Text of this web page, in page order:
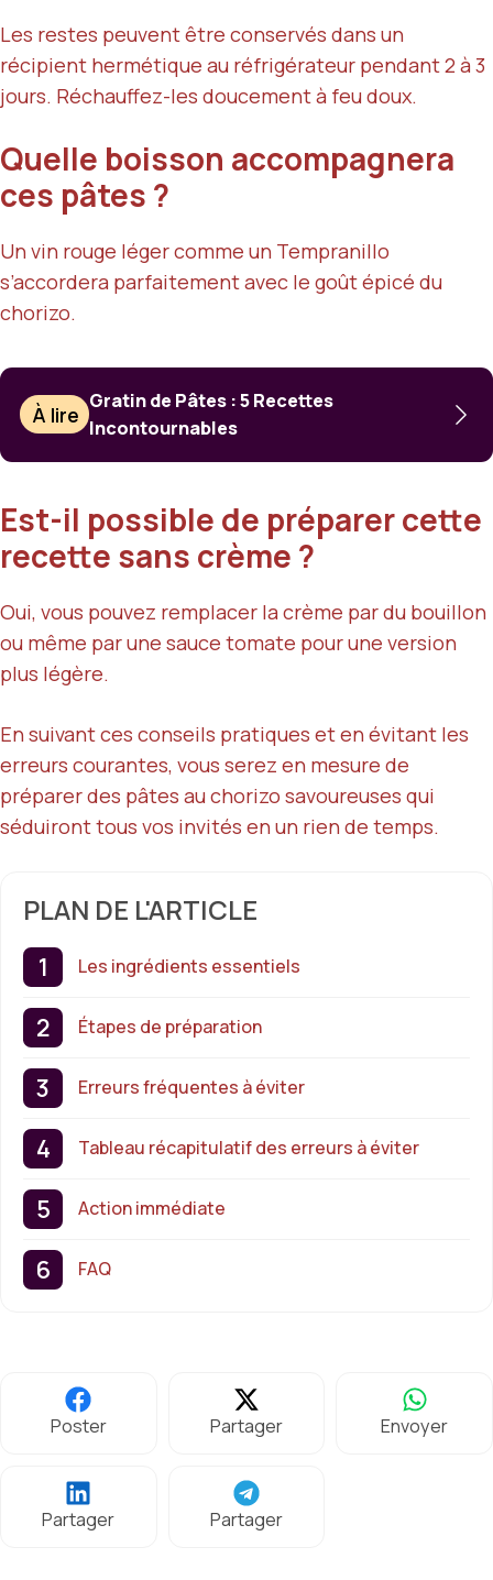
Les restes peuvent être conservés dans un
récipient hermétique au réfrigérateur pendant 2 à 3
jours. Réchauffez-les doucement à feu doux.
Quelle boisson accompagnera
ces pâtes ?
Un vin rouge léger comme un Tempranillo
s’accordera parfaitement avec le goût épicé du
chorizo.
À lire
Gratin de Pâtes : 5 Recettes
Incontournables
Est-il possible de préparer cette
recette sans crème ?
Oui, vous pouvez remplacer la crème par du bouillon
ou même par une sauce tomate pour une version
plus légère.
En suivant ces conseils pratiques et en évitant les
erreurs courantes, vous serez en mesure de
préparer des pâtes au chorizo savoureuses qui
séduiront tous vos invités en un rien de temps.
PLAN DE L'ARTICLE
Les ingrédients essentiels
Étapes de préparation
Erreurs fréquentes à éviter
Tableau récapitulatif des erreurs à éviter
Action immédiate
FAQ
Poster Partager Envoyer
Partager Partager